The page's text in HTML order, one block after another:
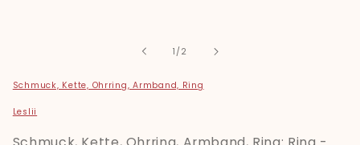
1 /von
2
Schmuck, Kette, Ohrring, Armband, Ring
Leslii